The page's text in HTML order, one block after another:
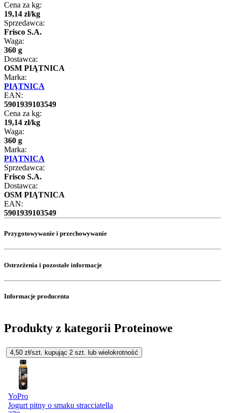
Cena za kg:
19,14 zł/kg
Sprzedawca:
Frisco S.A.
Waga:
360 g
Dostawca:
OSM PIĄTNICA
Marka:
PIĄTNICA
EAN:
5901939103549
Cena za kg:
19,14 zł/kg
Waga:
360 g
Marka:
PIĄTNICA
Sprzedawca:
Frisco S.A.
Dostawca:
OSM PIĄTNICA
EAN:
5901939103549
Przygotowywanie i przechowywanie
Ostrzeżenia i pozostałe informacje
Informacje producenta
Produkty z kategorii Proteinowe
4,50 zł/szt. kupując 2 szt. lub wielokrotność
YoPro
Jogurt pitny o smaku stracciatella